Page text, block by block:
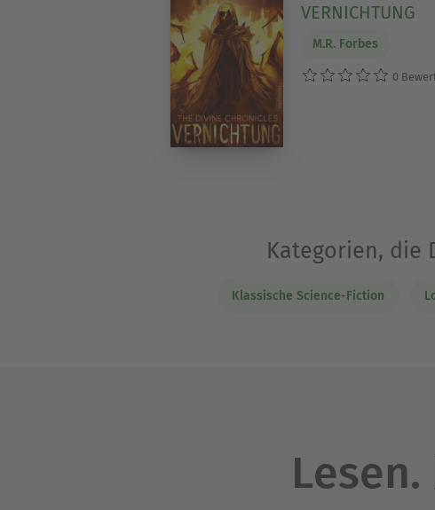
VERNICHTUNG
M.R. Forbes
0
Kategorien, die
Klassische Science-Fiction